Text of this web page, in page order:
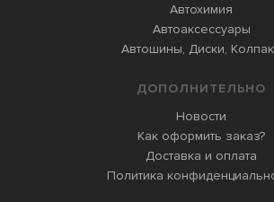
Автохимия
Автоаксессуары
Автошины, Диски,
ДОПОЛНИТЕЛЬНО
Новости
Как оформить заказ?
Доставка и оплата
Политика